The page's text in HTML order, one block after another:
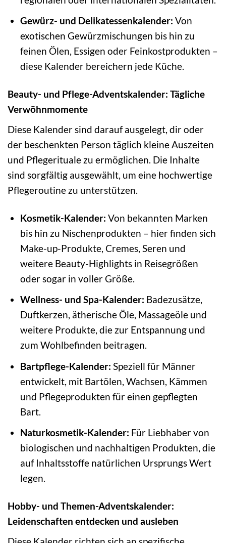
Gewürz- und Delikatessenkalender: Von
exotischen Gewürzmischungen bis hin zu
feinen Ölen, Essigen oder Feinkostprodukten –
diese Kalender bereichern jede Küche.
Beauty- und Pflege-Adventskalender: Tägliche
Verwöhnmomente
Diese Kalender sind darauf ausgelegt, dir oder
der beschenkten Person täglich kleine Auszeiten
und Pflegerituale zu ermöglichen. Die Inhalte
sind sorgfältig ausgewählt, um eine hochwertige
Pflegeroutine zu unterstützen.
Kosmetik-Kalender: Von bekannten Marken
bis hin zu Nischenprodukten – hier finden sich
Make-up-Produkte, Cremes, Seren und
weitere Beauty-Highlights in Reisegrößen
oder sogar in voller Größe.
Wellness- und Spa-Kalender: Badezusätze,
Duftkerzen, ätherische Öle, Massageöle und
weitere Produkte, die zur Entspannung und
zum Wohlbefinden beitragen.
Bartpflege-Kalender: Speziell für Männer
entwickelt, mit Bartölen, Wachsen, Kämmen
und Pflegeprodukten für einen gepflegten
Bart.
Naturkosmetik-Kalender: Für Liebhaber von
biologischen und nachhaltigen Produkten, die
auf Inhaltsstoffe natürlichen Ursprungs Wert
legen.
Hobby- und Themen-Adventskalender:
Leidenschaften entdecken und ausleben